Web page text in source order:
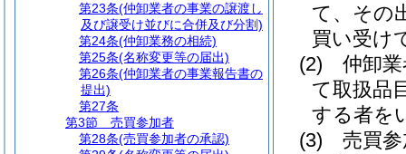
て、その
買い受け
(2)
仲卸
て取扱品
する者を
(3)
売買
第23条(仲卸業者の事業の譲渡し
及び譲受け並びに合併及び分割)
第24条(仲卸業務の相続)
第25条(名称変更等の届出)
第26条(仲卸業者の事業報告書の
提出)
第27条
第3節
売買参加者
第28条(売買参加者の承認)